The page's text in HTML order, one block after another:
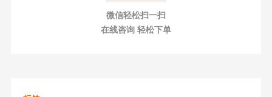
微信轻松扫一扫
在线咨询 轻松下单